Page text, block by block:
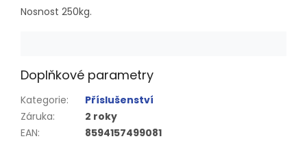
Nosnost 250kg.
Doplňkové parametry
Kategorie:
Příslušenství
Záruka:
2 roky
EAN:
8594157499081